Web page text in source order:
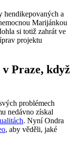
hendikepovaných a
Marijánkou
si totiž zahrát ve
projektu
Praze, když
problémech
nedávno získal
. Nyní Ondra
, aby věděli, jaké